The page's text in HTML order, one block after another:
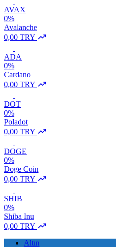
AVAX
0%
Avalanche
0,00 TRY
ADA
0%
Cardano
0,00 TRY
DOT
0%
Poladot
0,00 TRY
DOGE
0%
Doge Coin
0,00 TRY
SHIB
0%
Shiba Inu
0,00 TRY
Altın